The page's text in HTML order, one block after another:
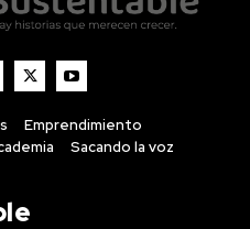
Emprendimiento
Sacando la voz